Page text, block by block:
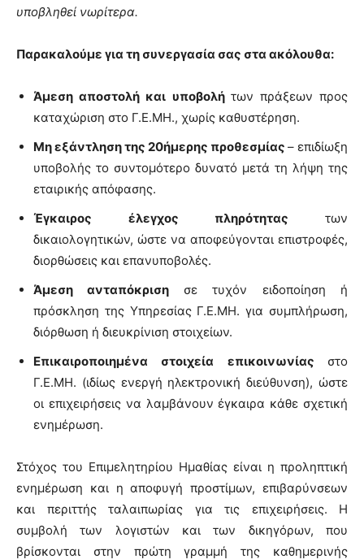
υποβληθεί νωρίτερα.
Παρακαλούμε για τη συνεργασία σας στα ακόλουθα:
Άμεση αποστολή και υποβολή των πράξεων προς
καταχώριση στο Γ.Ε.ΜΗ., χωρίς καθυστέρηση.
Μη εξάντληση της 20ήμερης προθεσμίας – επιδίωξη
υποβολής το συντομότερο δυνατό μετά τη λήψη της
εταιρικής απόφασης.
Έγκαιρος έλεγχος πληρότητας των
δικαιολογητικών, ώστε να αποφεύγονται επιστροφές,
διορθώσεις και επανυποβολές.
Άμεση ανταπόκριση σε τυχόν ειδοποίηση ή
πρόσκληση της Υπηρεσίας Γ.Ε.ΜΗ. για συμπλήρωση,
διόρθωση ή διευκρίνιση στοιχείων.
Επικαιροποιημένα στοιχεία επικοινωνίας στο
Γ.Ε.ΜΗ. (ιδίως ενεργή ηλεκτρονική διεύθυνση), ώστε
οι επιχειρήσεις να λαμβάνουν έγκαιρα κάθε σχετική
ενημέρωση.
Στόχος του Επιμελητηρίου Ημαθίας είναι η προληπτική
ενημέρωση και η αποφυγή προστίμων, επιβαρύνσεων
και περιττής ταλαιπωρίας για τις επιχειρήσεις. Η
συμβολή των λογιστών και των δικηγόρων, που
βρίσκονται στην πρώτη γραμμή της καθημερινής